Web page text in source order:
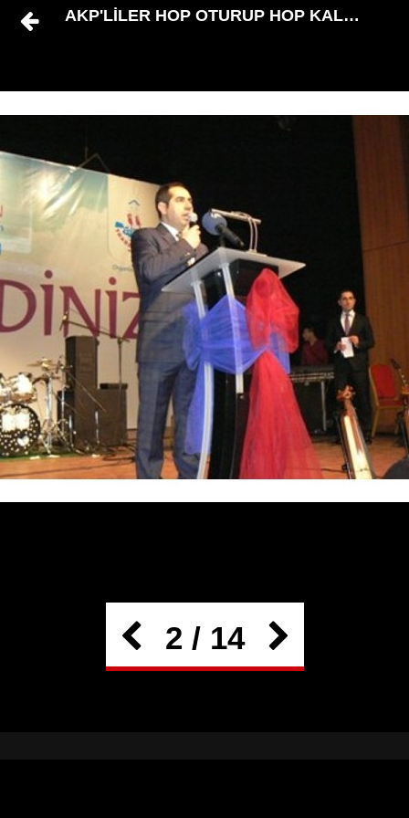
AKP'LİLER HOP OTURUP HOP KALKTI!
2 / 14